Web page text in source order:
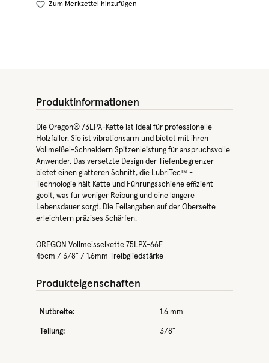
Zum Merkzettel hinzufügen
Produktinformationen
Die Oregon® 73LPX-Kette ist ideal für professionelle
Holzfäller. Sie ist vibrationsarm und bietet mit ihren
Vollmeißel-Schneidern Spitzenleistung für anspruchsvolle
Anwender. Das versetzte Design der Tiefenbegrenzer
bietet einen glatteren Schnitt, die LubriTec™ -
Technologie hält Kette und Führungsschiene effizient
geölt, was für weniger Reibung und eine längere
Lebensdauer sorgt. Die Feilangaben auf der Oberseite
erleichtern präzises Schärfen.
OREGON Vollmeisselkette 75LPX-66E
45cm / 3/8" / 1,6mm Treibgliedstärke
Produkteigenschaften
Nutbreite: 1.6 mm
Teilung: 3/8"